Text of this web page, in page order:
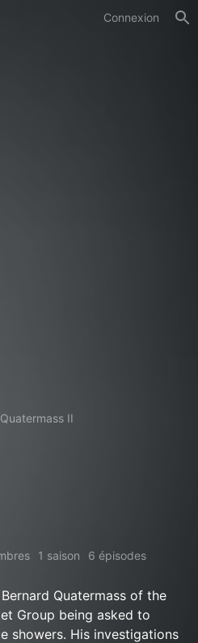
Connexion
Quatermass II
1 saison 6 épisodes
Quatermass of the
Group being asked to
showers. His investigations